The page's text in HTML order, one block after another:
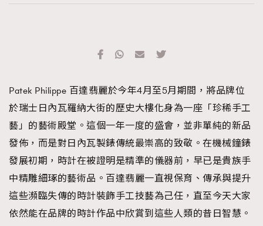
Patek Philippe 百達翡麗於今年4月至5月期間，將品牌位
於瑞士日內瓦羅納大街的歷史大樓化身為一座「珍稀手工
藝」的藝術殿堂。這個一年一度的盛會，並非單純的新品
發佈，而是對日內瓦製錶傳統最崇高的致敬。在機械鐘錶
發展初期，時計在被證明是精準的儀器前，早已是貴族手
中精雕細琢的藝術品。百達翡麗一直視保育、傳承與提升
這些瀕臨失傳的時計裝飾手工技藝為己任，直至今天大家
依然能在品牌的時計作品中欣賞到這些人類的昔日智慧。